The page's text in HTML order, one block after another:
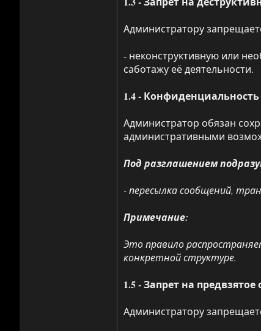
Администратору
- неконструктивную или
саботажу её деятельности.
1.4 -
Администратор обязан
административными
Под разглашением
- пересылка сообщений,
Примечание:
Это правило
конкретной структуре.
1.5 - Запрет на
Администратору